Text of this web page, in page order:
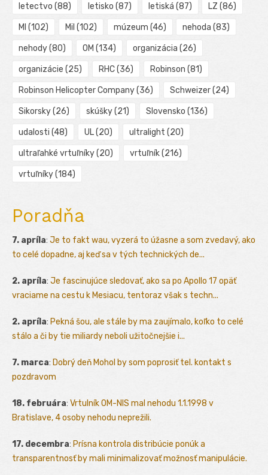
letectvo (88) letisko (87) letiská (87) LZ (86)
MI (102) Mil (102) múzeum (46) nehoda (83)
nehody(80) OM (134) organizácia (26)
organizácie (25) RHC(36) Robinson (81)
Robinson Helicopter Company(36) Schweizer(24)
Sikorsky(26) skúšky(21) Slovensko (136)
udalosti (48) UL(20) ultralight (20)
ultraľahké vrtuľníky(20) vrtuľník(216)
vrtuľníky(184)
Poradňa
7. apríla: Je to fakt wau, vyzerá to úžasne a som zvedavý, ako
to celé dopadne, aj keď sa v tých technických de...
2. apríla: Je fascinujúce sledovať, ako sa po Apollo 17 opäť
vraciame na cestu k Mesiacu, tentoraz však s techn...
2. apríla: Pekná šou, ale stále by ma zaujímalo, koľko to celé
stálo a či by tie miliardy neboli užitočnejšie i...
7. marca: Dobrý deň Mohol by som poprosiť tel. kontakt s
pozdravom
18. februára: Vrtulník OM-NIS mal nehodu 1.1.1998 v
Bratislave, 4 osoby nehodu neprežili.
17. decembra: Prísna kontrola distribúcie ponúk a
transparentnosť by mali minimalizovať možnosť manipulácie.